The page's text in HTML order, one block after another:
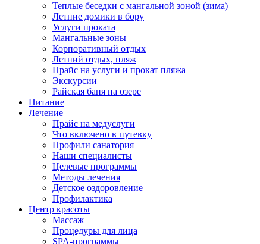
Теплые беседки с мангальной зоной (зима)
Летние домики в бору
Услуги проката
Мангальные зоны
Корпоративный отдых
Летний отдых, пляж
Прайс на услуги и прокат пляжа
Экскурсии
Райская баня на озере
Питание
Лечение
Прайс на медуслуги
Что включено в путевку
Профили санатория
Наши специалисты
Целевые программы
Методы лечения
Детское оздоровление
Профилактика
Центр красоты
Массаж
Процедуры для лица
SPA-программы